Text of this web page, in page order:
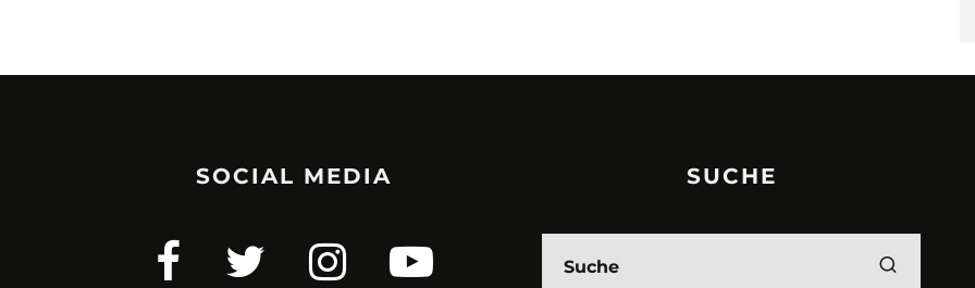
SOCIAL MEDIA SUCHE